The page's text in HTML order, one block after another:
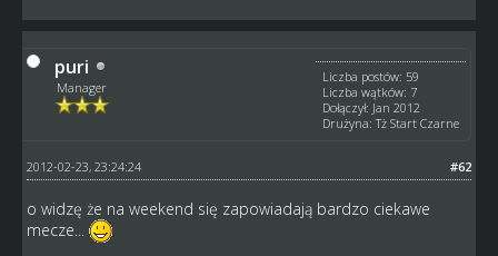
puri
Manager
Liczba postów: 59
Liczba wątków: 7
Dołączył: Jan 2012
Drużyna: Tż Start Czarne
#62
2012-02-23, 23:24:24
o widzę że na weekend się zapowiadają bardzo ciekawe
mecze...